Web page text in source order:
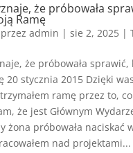
że próbowała
Ramę
admin | sie 2, 2025|
że próbowała sprawić,
20 stycznia 2015 Dzięki
ramę przez to, co
że jest Głównym
żona próbowała naciskać
nad projektami...